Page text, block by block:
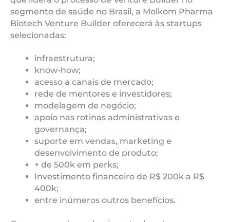
segmento de saúde no Brasil, a Molkom Pharma
Biotech Venture Builder oferecerá às startups
selecionadas:
infraestrutura;
know-how;
acesso a canais de mercado;
rede de mentores e investidores;
modelagem de negócio;
apoio nas rotinas administrativas e
governança;
suporte em vendas, marketing e
desenvolvimento de produto;
+ de 500k em perks;
Investimento financeiro de R$ 200k a R$
400k;
entre inúmeros outros benefícios.